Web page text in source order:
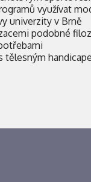
využívat
univerzity v Brně
podobné
tělesným